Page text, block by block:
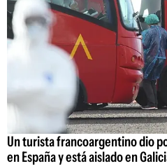
Un turista francoargentino dio
en España y está aislado en